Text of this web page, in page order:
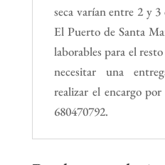
seca varían entre 2 y
El Puerto de Santa
laborables para el
necesitar una
realizar el encargo
680470792.